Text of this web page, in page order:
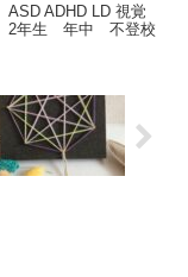
ADHD LD 視覚
2年生 年中 不登校